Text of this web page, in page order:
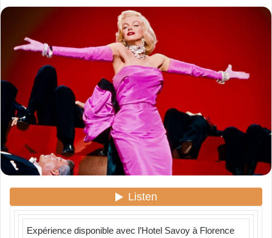
r
c
o
u
r
r
e
Expérience disponible avec l’Hotel Savoy à Florence